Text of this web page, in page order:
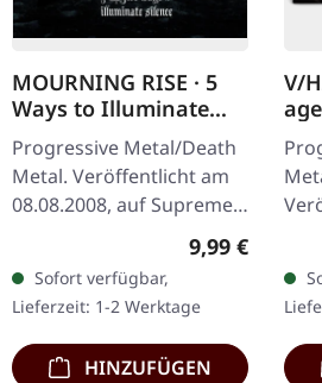
MOURNING RISE · 5
Ways to Illuminate
Silence | DIGIPAK CD
Progressive Metal/Death
Metal. Veröffentlicht am
08.08.2008, auf Supreme
Chaos Records. Limitierte
CD-Version im DigiPak mit
12-seitgem Booklet.…
Regulärer
9,99 €
Sofort verfügbar,
Lieferzeit: 1-2 Werktage
HINZUFÜGEN
V/
z…